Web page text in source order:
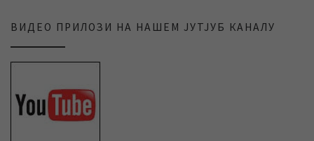
ВИДЕО ПРИЛОЗИ НА НАШЕМ ЈУТЈУБ КАНАЛУ